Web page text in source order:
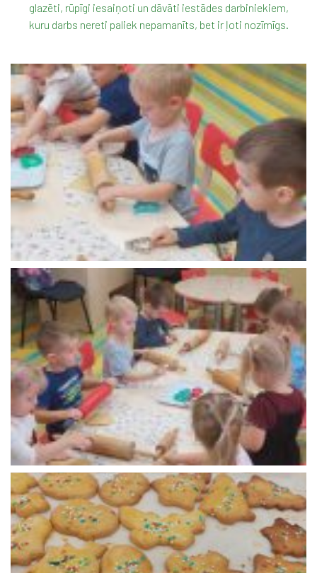
glazēti, rūpīgi iesaiņoti un dāvāti iestādes darbiniekiem,
kuru darbs nereti paliek nepamanīts, bet ir ļoti nozīmīgs.